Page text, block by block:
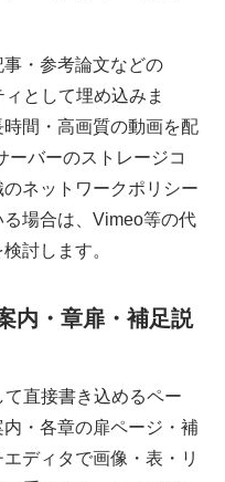
・参考論文などの
として埋め込みま
間・高画質の動画を配
ーバーのストレージコ
ネットワークポリシー
場合は、Vimeo等の代
討します。
内・章扉・補足説
直接書き込めるペー
・各章の扉ページ・補
ディタで画像・表・リ